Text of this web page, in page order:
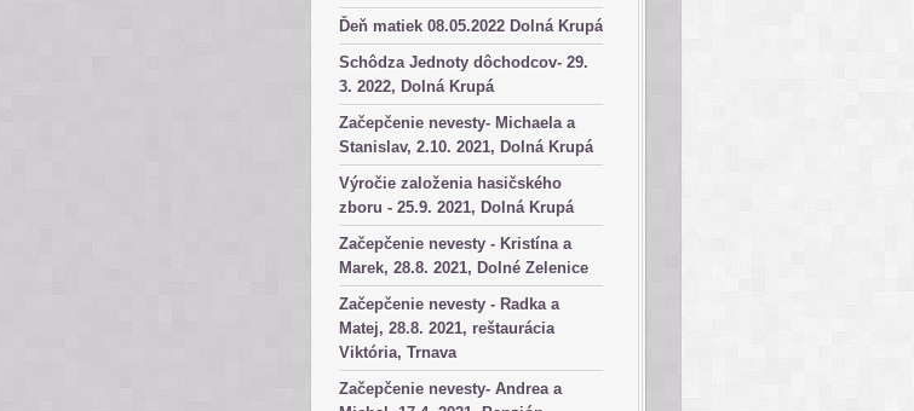
Ďeň matiek 08.05.2022 Dolná Krupá
Schôdza Jednoty dôchodcov- 29.
3. 2022, Dolná Krupá
Začepčenie nevesty- Michaela a
Stanislav, 2.10. 2021, Dolná Krupá
Výročie založenia hasičského
zboru - 25.9. 2021, Dolná Krupá
Začepčenie nevesty - Kristína a
Marek, 28.8. 2021, Dolné Zelenice
Začepčenie nevesty - Radka a
Matej, 28.8. 2021, reštaurácia
Viktória, Trnava
Začepčenie nevesty- Andrea a